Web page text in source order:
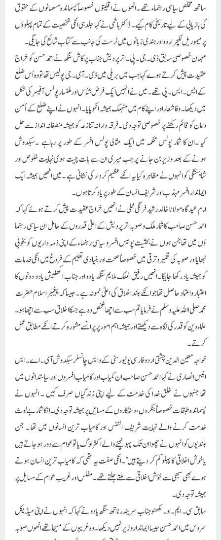
وامان کو قائم رکھنے پر خصوصی توجہ دی ۔ فرقہ وارانہ تنازعہ کو ہمیشہ منصفانہ انداز سے حل
کیا ۔ان کا شمار پولس محکمہ میں ایک مثالی پولس افسر کے طور پر رہاہے ۔سبکدوش
ہونےکے بعد وزیرِبن جانے پر جب میری ان سے بات چیت ہوی نہایت خلوص اور
شایستگی کو انہوں نے مظاہرہ کیا یہ انکے عظیم کردار کی نشانی ہے ۔میں انھیں ہمیشہ ایک
ایماندار افسر مہذب اور شریف انسان کے طور پر یاد کرتا ہوں ۔
امام عیدگاہ مولانا خالد رشید فرنگی محلی نے انھیں خراج عقیدت پیش کرتے ہوئے کہا کہ
احمد حسن صاحب کا شمار ملک و صوبہ اتر پردیش کے اعلیٰ قدروں کے حامل ان سیاسی رہنما
ؤں میں تھاجن ہوں نے بحثیت پولیس افسر و سیاسی رہنماء کے اپنی ذمہ داریوں کو بخوبی
نبھایا اور صوبہ کی تعمیر و ترقی میں خصوصاً صحت اور بنیادی تعلیم کے فروغ میں انکی خدمات
کو ہمیشہ یاد رکھا جایگا ۔انھیں رفیق الملک ملایم سنگھ یا دو اور جناب اکھلیش یادو دونوں کا
اعتبار و اعتماد حاصل تھا جوانکے بلند اخلاق کی اعلیٰ نمونہ ہے ۔جیساکہ پیغمبر اسلام حضرت
محمد صلی االلہ علیہ وسلم نے فرمایا تم سب سے اچھا شخص وہ ہے جسکا اخلاق سب سے اچھا ہو ۔
علماء دین کو قدر کی نگاہ سے دیکھتے اور ہمیشہ اہم امورپر پر انسے مشورہ کرتے انکے مطابق عمل
کرتے ۔
خواجہ معین الدین چشتی اردو فارسی یو نیورسٹی کے وایس چانسلر سبکدوش آی ۔اے ۔ایس
انیس انصاری نے کہا احمد حسن صاحب ان کمیاب اور کامیاب افسروں اور سیاستدانوں میں
تھا جنہوں نے خلق خدا کی خدمت کے لیے اپنی زندگیاں صرف کیں ۔ انہوں نے
پسماندہ طبقات خصوصاً بنکروں ، دستکاروں کے مسایل پر ہمیشہ توجہ دی ۔انکاشمار بے لوث
خدمت کرنے والے نہایت شریف النفس اور کامیاب ترین انسانوں میں تھا ۔ جن
بلندیوں کو انہوں نے چھوا ان تک پہونچنے والے اکثر لوگ یا تو عوام سے دور ہو جاتے ہیں
یا خوش اخلاقی کا پہلو کم کر دیتے ہیں’۔انکی صفت یہ تھی کہ کامیاب ترین انسان ہوتے
ہوے بھی سبھی سے خؤش اخلاقی سے ملتے جلتے تھے ۔مفلس اور غریب عوام کے مسایل پر
ہمیشہ توجہ دی۔
سابق سی ۔ ایم ۔او۔ لکھنو جناب سریندر ناتھ سنگھ یادو نے کہا کہ انہوں نے اپنی میڈیکل
سروس میں احمد حسن جیسا ایماندار وزیر نہیں دیکھا ۔وہ غریبوں کے مسیحا تھے انھوں صوبہ
کے تمام اسپتالوں کو معیاری اسپتال اور اعلیٰ قسم کی مفت دوائی اور آپریشن کا ہر اسپتال میں
بندوبست کیا ۔
جونپور سے ماہر تعلیم ڈاکٹر قدیر خان نے کہا احمد حسن صاحب کے جانے کے بعد پتہ چلا کہ
ہم ہم نے فرشتہ صفت جیسا انسان کھو دیا ۔ آج کی سیاسی زندگی کا جائزہ لیتا ہوں اور سیاست
دانوں کو اور وزراء حضرات کو دیکھتا ہوں جنکے پاس عوام اور علاقہ کے لوگوں کے دکھ درد
سننے کے لیے وقت نہیں ہو تاہے، تو احمد حسن صاحب جیسا سیاسی رہنماء شدت سے یاد آتا
ہے۔ جسکے گھر کے سامنے غر یب نادراروں اور حاجت مندوں کا تانتا لگا رہتا ہے غریب